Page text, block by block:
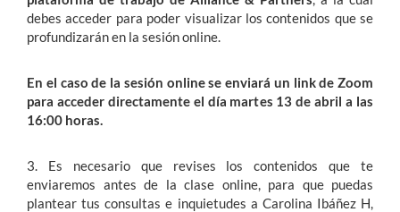
debes acceder para poder visualizar los contenidos que se
profundizarán en la sesión online.
En el caso de la sesión online se enviará un link de Zoom
para acceder directamente el día martes 13 de abril a las
16:00 horas.
3. Es necesario que revises los contenidos que te
enviaremos antes de la clase online, para que puedas
plantear tus consultas e inquietudes a Carolina Ibáñez H,